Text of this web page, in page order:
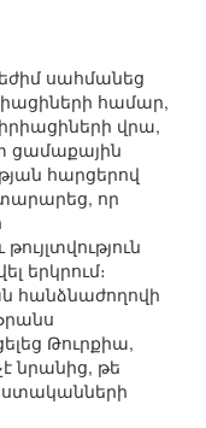
սահմանեց
համար,
վրա,
ցամաքային
հարցերով
որ
երկրում։
հանձնաժողովի
Թուրքիա,
նրանից, թե